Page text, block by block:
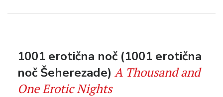
1001 erotična noč (1001 erotična
noč Šeherezade) A Thousand and
One Erotic Nights